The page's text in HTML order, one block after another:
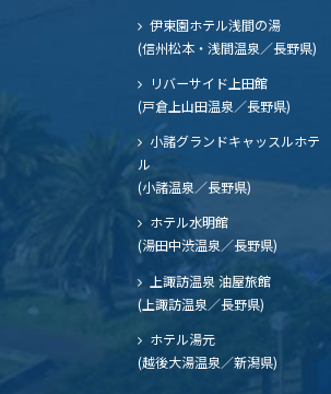
伊東園ホテル浅間の湯
(信州松本・浅間温泉／長野県)
リバーサイド上田館
(戸倉上山田温泉／長野県)
小諸グランドキャッスルホテ
ル
(小諸温泉／長野県)
ホテル水明館
(湯田中渋温泉／長野県)
上諏訪温泉 油屋旅館
(上諏訪温泉／長野県)
ホテル湯元
(越後大湯温泉／新潟県)